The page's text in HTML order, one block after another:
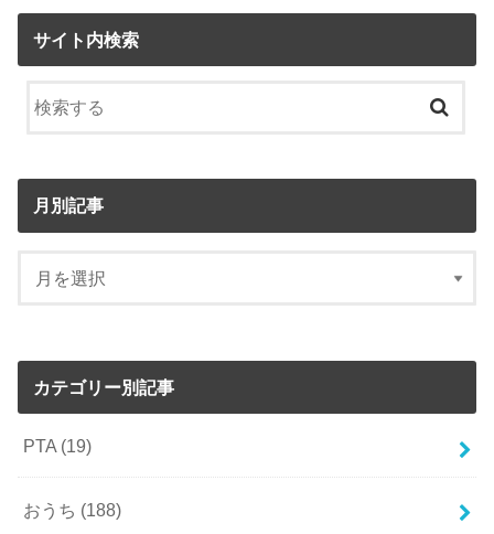
サイト内検索
月別記事
カテゴリー別記事
PTA (19)
おうち (188)